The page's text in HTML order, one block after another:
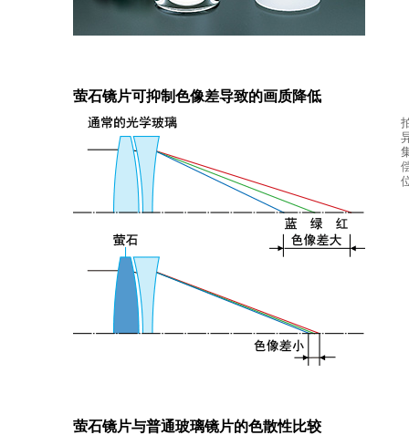
萤石镜片可抑制色像差导致的画质降低
萤石镜片与普通玻璃镜片的色散性比较